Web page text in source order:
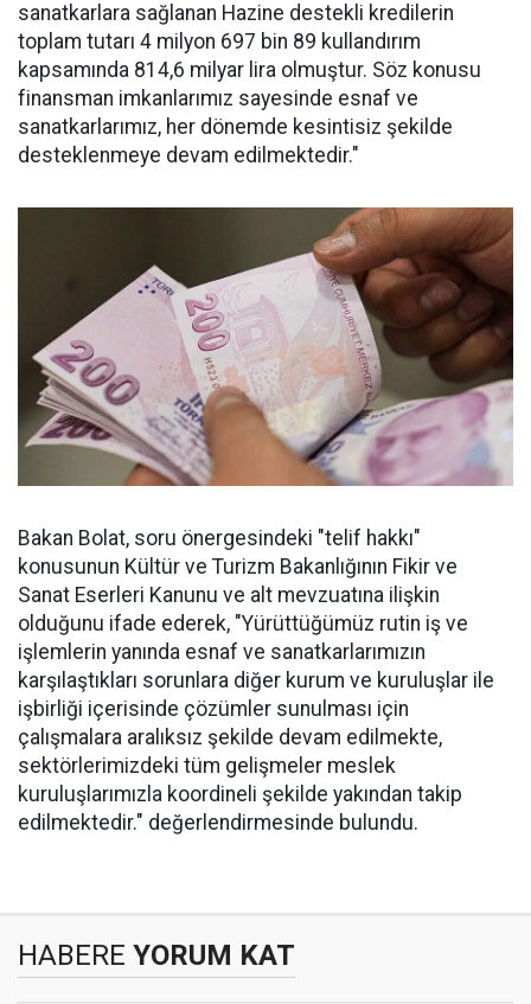
sanatkarlara sağlanan Hazine destekli kredilerin
toplam tutarı 4 milyon 697 bin 89 kullandırım
kapsamında 814,6 milyar lira olmuştur. Söz konusu
finansman imkanlarımız sayesinde esnaf ve
sanatkarlarımız, her dönemde kesintisiz şekilde
desteklenmeye devam edilmektedir."
Bakan Bolat, soru önergesindeki "telif hakkı"
konusunun Kültür ve Turizm Bakanlığının Fikir ve
Sanat Eserleri Kanunu ve alt mevzuatına ilişkin
olduğunu ifade ederek, "Yürüttüğümüz rutin iş ve
işlemlerin yanında esnaf ve sanatkarlarımızın
karşılaştıkları sorunlara diğer kurum ve kuruluşlar ile
işbirliği içerisinde çözümler sunulması için
çalışmalara aralıksız şekilde devam edilmekte,
sektörlerimizdeki tüm gelişmeler meslek
kuruluşlarımızla koordineli şekilde yakından takip
edilmektedir." değerlendirmesinde bulundu.
HABERE YORUM KAT